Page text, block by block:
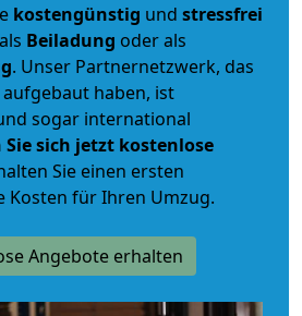
kostengünstig und stressfrei
Beiladung oder als
. Unser Partnernetzwerk, das
haben, ist
sogar international
Sie sich jetzt kostenlose
Sie einen ersten
Kosten für Ihren Umzug.
Angebote erhalten